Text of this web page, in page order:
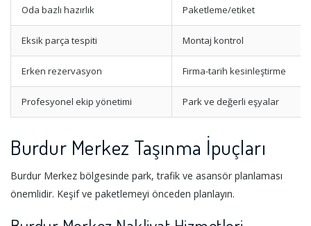
Oda bazlı hazırlık Paketleme/etiket
Eksik parça tespiti Montaj kontrol
Erken rezervasyon Firma-tarih kesinleştirme
Profesyonel ekip yönetimi Park ve değerli eşyalar
Burdur Merkez Taşınma İpuçları
Burdur Merkez bölgesinde park, trafik ve asansör planlaması
önemlidir. Keşif ve paketlemeyi önceden planlayın.